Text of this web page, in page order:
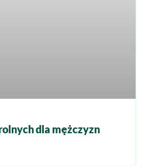
dla mężczyzn